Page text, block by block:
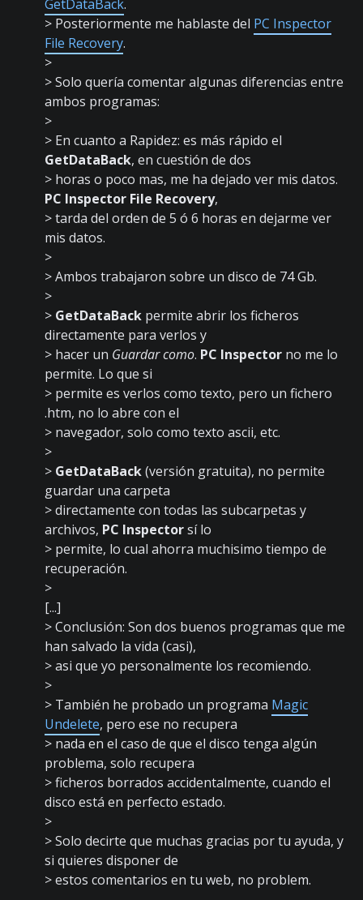
GetDataBack.
> Posteriormente me hablaste del PC Inspector
File Recovery.
>
> Solo quería comentar algunas diferencias entre
ambos programas:
>
> En cuanto a Rapidez: es más rápido el
GetDataBack, en cuestión de dos
> horas o poco mas, me ha dejado ver mis datos.
PC Inspector File Recovery,
> tarda del orden de 5 ó 6 horas en dejarme ver
mis datos.
>
> Ambos trabajaron sobre un disco de 74 Gb.
>
> GetDataBack permite abrir los ficheros
directamente para verlos y
> hacer un Guardar como. PC Inspector no me lo
permite. Lo que si
> permite es verlos como texto, pero un fichero
.htm, no lo abre con el
> navegador, solo como texto ascii, etc.
>
> GetDataBack(versión gratuita), no permite
guardar una carpeta
> directamente con todas las subcarpetas y
archivos, PC Inspectorsí lo
> permite, lo cual ahorra muchisimo tiempo de
recuperación.
>
[...]
> Conclusión: Son dos buenos programas que me
han salvado la vida (casi),
> asi que yo personalmente los recomiendo.
>
> También he probado un programa Magic
Undelete, pero ese no recupera
> nada en el caso de que el disco tenga algún
problema, solo recupera
> ficheros borrados accidentalmente, cuando el
disco está en perfecto estado.
>
> Solo decirte que muchas gracias por tu ayuda, y
si quieres disponer de
> estos comentarios en tu web, no problem.